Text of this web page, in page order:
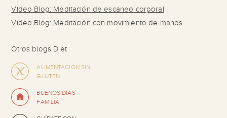
Video Blog: Meditación de escaneo corporal
Video Blog: Meditación con movimiento de manos
Otros blogs Diet
ALIMENTACIÓN SIN
GLUTEN
BUENOS DÍAS
FAMILIA